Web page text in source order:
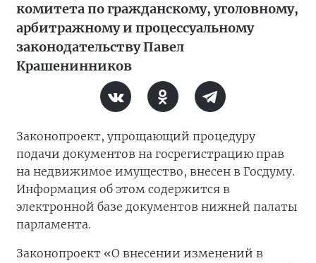
комитета по гражданскому, уголовному,
арбитражному и процессуальному
законодательству Павел
Крашенинников
Законопроект, упрощающий процедуру
подачи документов на госрегистрацию прав
на недвижимое имущество, внесен в Госдуму.
Информация об этом содержится в
электронной базе документов нижней палаты
парламента.
Законопроект «О внесении изменений в